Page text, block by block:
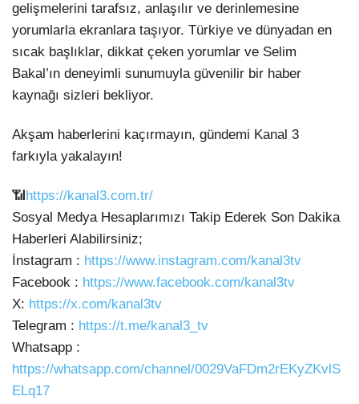
gelişmelerini tarafsız, anlaşılır ve derinlemesine
yorumlarla ekranlara taşıyor. Türkiye ve dünyadan en
sıcak başlıklar, dikkat çeken yorumlar ve Selim
Bakal’ın deneyimli sunumuyla güvenilir bir haber
kaynağı sizleri bekliyor.
Akşam haberlerini kaçırmayın, gündemi Kanal 3
farkıyla yakalayın!
📶 https://kanal3.com.tr/
Sosyal Medya Hesaplarımızı Takip Ederek Son Dakika
Haberleri Alabilirsiniz;
İnstagram : https://www.instagram.com/kanal3tv
Facebook : https://www.facebook.com/kanal3tv
X: https://x.com/kanal3tv
Telegram : https://t.me/kanal3_tv
Whatsapp :
https://whatsapp.com/channel/0029VaFDm2rEKyZKvlS
ELq17